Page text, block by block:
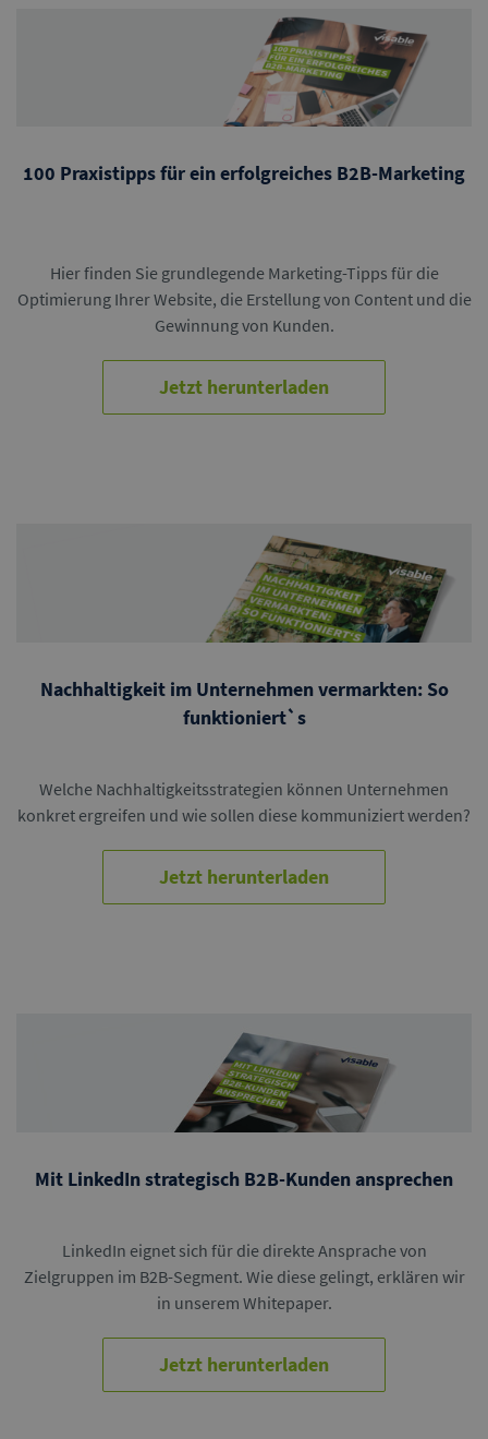
100 Praxistipps für ein erfolgreiches B2B-Marketing
Hier finden Sie grundlegende Marketing-Tipps für die
Optimierung Ihrer Website, die Erstellung von Content und die
Gewinnung von Kunden.
Jetzt herunterladen
Nachhaltigkeit im Unternehmen vermarkten: So
funktioniert`s
Welche Nachhaltigkeitsstrategien können Unternehmen
konkret ergreifen und wie sollen diese kommuniziert werden?
Jetzt herunterladen
Mit LinkedIn strategisch B2B-Kunden ansprechen
LinkedIn eignet sich für die direkte Ansprache von
Zielgruppen im B2B-Segment. Wie diese gelingt, erklären wir
in unserem Whitepaper.
Jetzt herunterladen